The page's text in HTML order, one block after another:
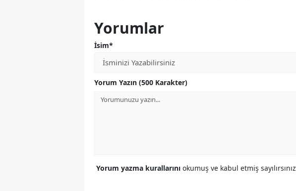
Yorumlar
İsim*
Yorum Yazın (500 Karakter)
Yorum yazma kurallarını okumuş ve kabul etmiş sayılırsınız